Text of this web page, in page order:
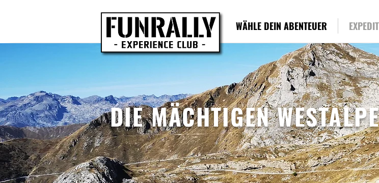
WÄHLE DEIN ABENTEUER
DIE MÄCHTIGEN